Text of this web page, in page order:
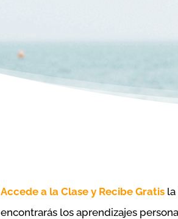
Accede a la Clase y Recibe Gratis la
encontrarás los aprendizajes